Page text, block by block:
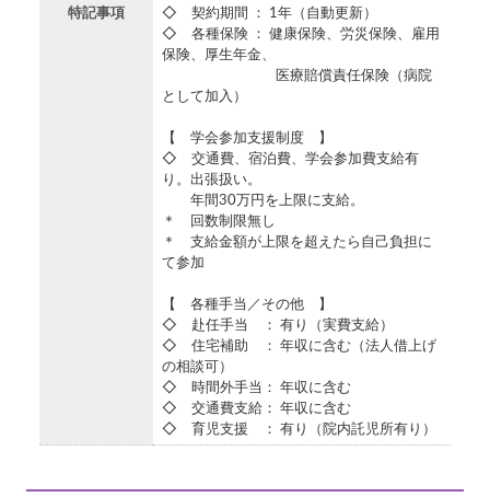
特記事項
◇ 契約期間 ： 1年（自動更新）
◇ 各種保険 ： 健康保険、労災保険、雇用
保険、厚生年金、
医療賠償責任保険（病院
として加入）
【 学会参加支援制度 】
◇ 交通費、宿泊費、学会参加費支給有
り。出張扱い。
年間30万円を上限に支給。
＊ 回数制限無し
＊ 支給金額が上限を超えたら自己負担に
て参加
【 各種手当／その他 】
◇ 赴任手当 ： 有り（実費支給）
◇ 住宅補助 ： 年収に含む（法人借上げ
の相談可）
◇ 時間外手当： 年収に含む
◇ 交通費支給： 年収に含む
◇ 育児支援 ： 有り（院内託児所有り）